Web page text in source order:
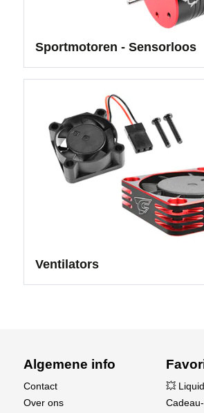
Sportmotoren - Sensorloos
Ventilators
Algemene info
Contact
Over ons
💥